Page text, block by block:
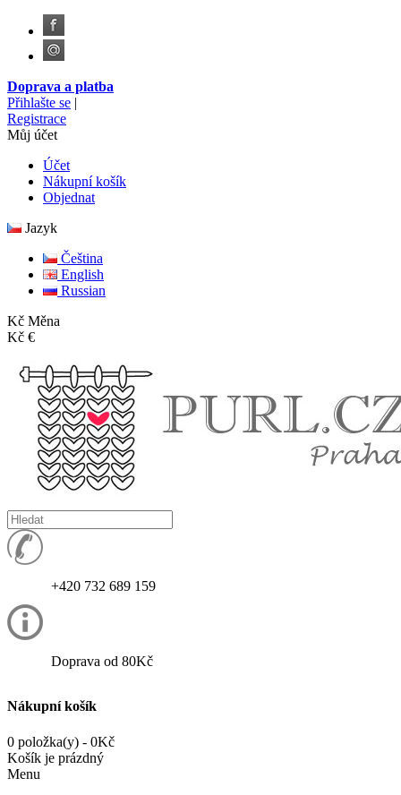
Doprava a platba
Přihlašte se |
Registrace
Můj účet
Účet
Nákupní košík
Objednat
Jazyk
Čeština
English
Russian
Kč Měna
Kč €
+420 732 689 159
Doprava od 80Kč
Nákupní košík
0 položka(y) - 0Kč
Košík je prázdný
Menu